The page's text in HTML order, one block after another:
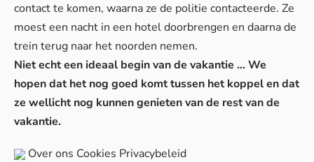
contact te komen, waarna ze de politie contacteerde. Ze
moest een nacht in een hotel doorbrengen en daarna de
trein terug naar het noorden nemen.
Niet echt een ideaal begin van de vakantie … We
hopen dat het nog goed komt tussen het koppel en dat
ze wellicht nog kunnen genieten van de rest van de
vakantie.
Over ons Cookies Privacybeleid